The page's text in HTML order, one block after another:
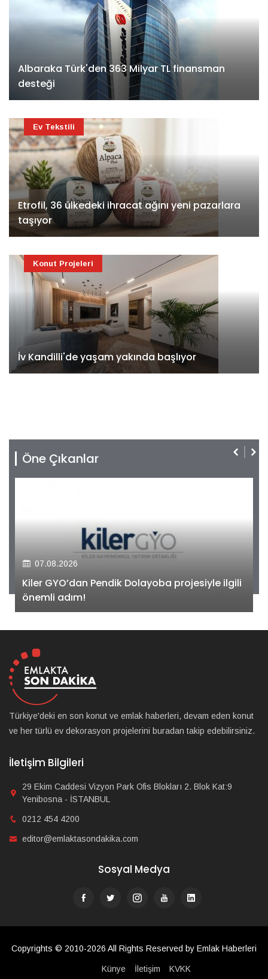
Albaraka Türk'den 363 Milyar TL finansman
desteği
Etrofil, 36 ülkedeki ihracat ağını yeni pazarlara
taşıyor
Ev Tekstili
İv Kandilli'de yaşam yakında başlıyor
Konut Projeleri
Öne Çıkanlar
07.08.2026
Kiler GYO’dan Pendik Dolayoba projesiyle ilgili
önemli adım!
Türkiye'deki en son konut ve emlak haberleri, devam eden konut
ve her türlü ev dekorasyon projelerini buradan takip edebilirsiniz.
İletişim Bilgileri
29 Ekim Caddesi Vizyon Park Ofis Blokları 2. Blok Kat:9
Yenibosna - İSTANBUL
0212 454 4200
editor@emlaktasondakika.com
Sosyal Medya
Copyrights © 2010-2026 All Rights Reserved by Emlak Haberleri
Künye İletişim KVKK